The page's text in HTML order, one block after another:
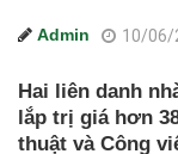
Admin 10/06/
Hai liên danh
lắp trị giá hơn
thuật và Công